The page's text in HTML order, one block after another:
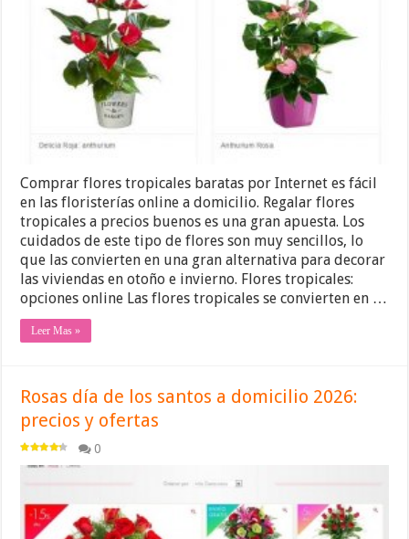
Comprar flores tropicales baratas por Internet es fácil
en las floristerías online a domicilio. Regalar flores
tropicales a precios buenos es una gran apuesta. Los
cuidados de este tipo de flores son muy sencillos, lo
que las convierten en una gran alternativa para decorar
las viviendas en otoño e invierno. Flores tropicales:
opciones online Las flores tropicales se convierten en …
Leer Mas »
Rosas día de los santos a domicilio 2026:
precios y ofertas
0